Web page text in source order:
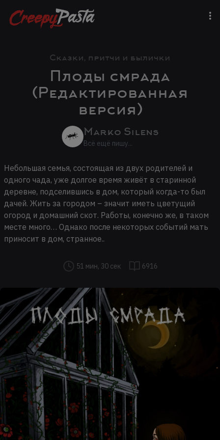
Сказки, притчи и былички
Плоды смрада
(Редактированная
версия)
Marko Silens
Всё ещё пишу...
Небольшая семья, состоящая из двух родителей и
одного чада, уже долгое время живёт в старинной
деревне, подселившись в дом, который когда-то был
дачей. Жить за городом – значит иметь цветущий
огород и домашний скот. Работы, конечно же, в таком
месте много… Однако после некоторых событий мать
приносит в дом, странное..
51 мин, 30 сек 6916